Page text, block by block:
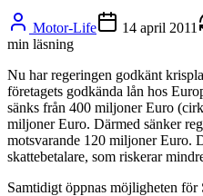
Motor-Life 14 april 2011
min läsning
Nu har regeringen godkänt
företagets godkända lån hos
sänks från 400 miljoner Euro
miljoner Euro. Därmed sänker
motsvarande 120 miljoner Euro.
skattebetalare, som riskerar
Samtidigt öppnas möjligheten för